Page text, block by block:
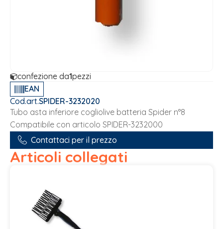
confezione da1pezzi
EAN
Cod.art.SPIDER-3232020
Tubo asta inferiore cogliolive batteria Spider n°8
Compatibile con articolo SPIDER-3232000
Contattaci per il prezzo
Articoli collegati